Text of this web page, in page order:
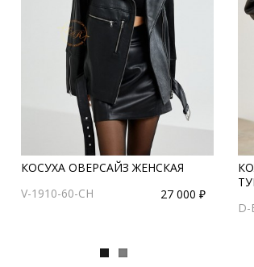
КОСУХА ОВЕРСАЙЗ ЖЕНСКАЯ
V-1910-60-CH
27 000 ₽
D-